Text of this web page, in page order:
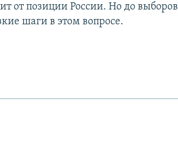
от позиции России. Но до
шаги в этом вопросе.